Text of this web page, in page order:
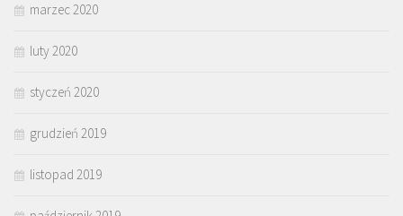
marzec 2020
luty 2020
styczeń 2020
grudzień 2019
listopad 2019